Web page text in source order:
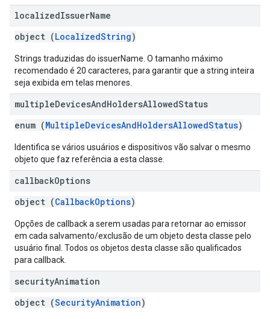
localizedIssuerName
object (LocalizedString)
Strings traduzidas do issuerName. O tamanho máximo
recomendado é 20 caracteres, para garantir que a string inteira
seja exibida em telas menores.
multipleDevicesAndHoldersAllowedStatus
enum (MultipleDevicesAndHoldersAllowedStatus)
Identifica se vários usuários e dispositivos vão salvar o mesmo
objeto que faz referência a esta classe.
callbackOptions
object (CallbackOptions)
Opções de callback a serem usadas para retornar ao emissor
em cada salvamento/exclusão de um objeto desta classe pelo
usuário final. Todos os objetos desta classe são qualificados
para callback.
securityAnimation
object (SecurityAnimation)